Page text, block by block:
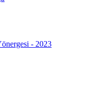
- 2023